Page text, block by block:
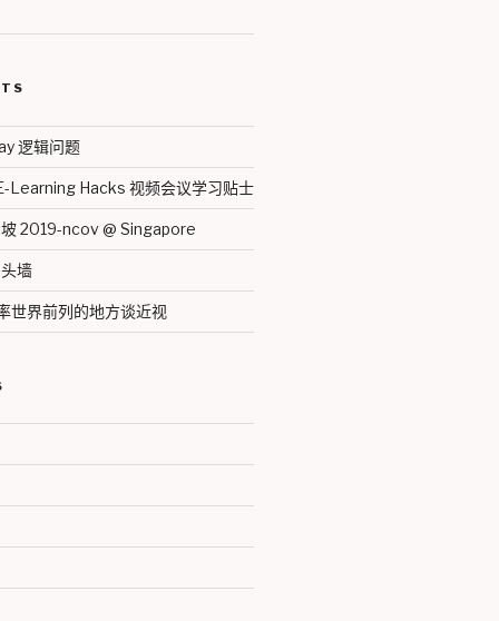
逻辑问题
Hacks 视频会议学习贴士
2019-ncov @ Singapore
墙
世界前列的地方谈近视